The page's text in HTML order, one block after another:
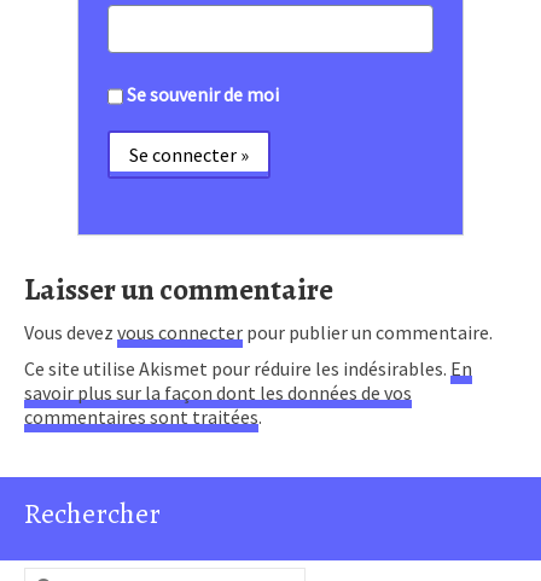
Se souvenir de moi
Laisser un commentaire
Vous devez vous connecter pour publier un commentaire.
Ce site utilise Akismet pour réduire les indésirables. En
savoir plus sur la façon dont les données de vos
commentaires sont traitées.
Rechercher